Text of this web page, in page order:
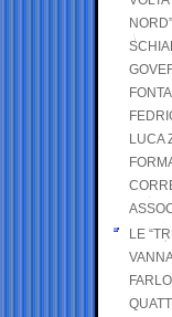
LUCA
LE